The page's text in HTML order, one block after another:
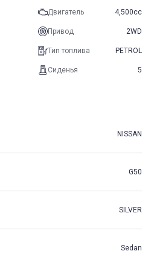
Двигатель 4,500cc
Привод 2WD
Тип топлива PETROL
Сиденья 5
NISSAN
G50
SILVER
Sedan